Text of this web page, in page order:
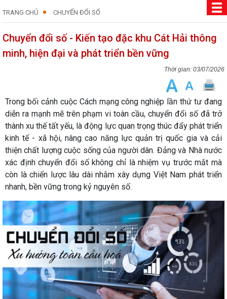
TRANG CHỦ CHUYỂN ĐỔI SỐ
Chuyển đổi số - Kiến tạo đặc khu Cát Hải thông
minh, hiện đại và phát triển bền vững
03/07/2026
Trong bối cảnh cuộc Cách mạng công nghiệp lần thứ tư đang
diễn ra mạnh mẽ trên phạm vi toàn cầu, chuyển đổi số đã trở
thành xu thế tất yếu, là động lực quan trọng thúc đẩy phát triển
kinh tế - xã hội, nâng cao năng lực quản trị quốc gia và cải
thiện chất lượng cuộc sống của người dân. Đảng và Nhà nước
xác định chuyển đổi số không chỉ là nhiệm vụ trước mắt mà
còn là chiến lược lâu dài nhằm xây dựng Việt Nam phát triển
nhanh, bền vững trong kỷ nguyên số.